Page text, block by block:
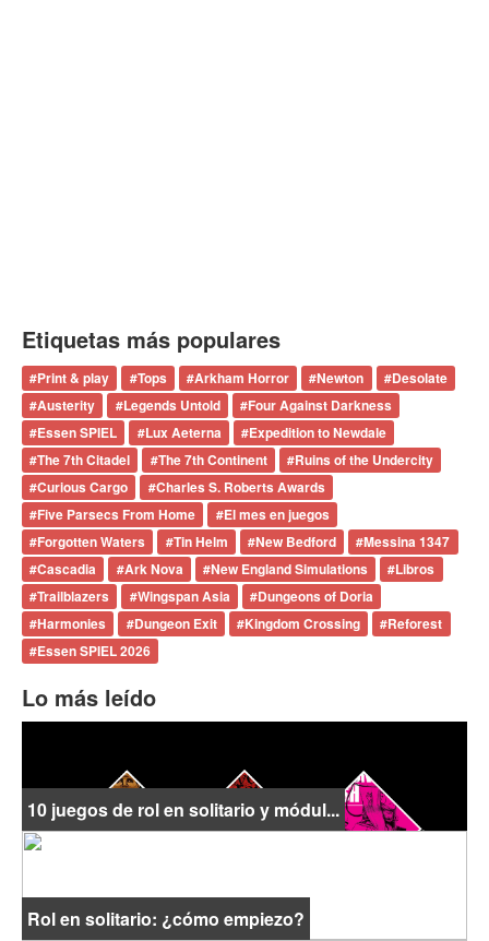
Etiquetas más populares
#Print & play #Tops #Arkham Horror #Newton #Desolate
#Austerity #Legends Untold #Four Against Darkness
#Essen SPIEL #Lux Aeterna #Expedition to Newdale
#The 7th Citadel #The 7th Continent #Ruins of the Undercity
#Curious Cargo #Charles S. Roberts Awards
#Five Parsecs From Home #El mes en juegos
#Forgotten Waters #Tin Helm #New Bedford #Messina 1347
#Cascadia #Ark Nova #New England Simulations #Libros
#Trailblazers #Wingspan Asia #Dungeons of Doria
#Harmonies #Dungeon Exit #Kingdom Crossing #Reforest
#Essen SPIEL 2026
Lo más leído
10 juegos de rol en solitario y módul...
Rol en solitario: ¿cómo empiezo?